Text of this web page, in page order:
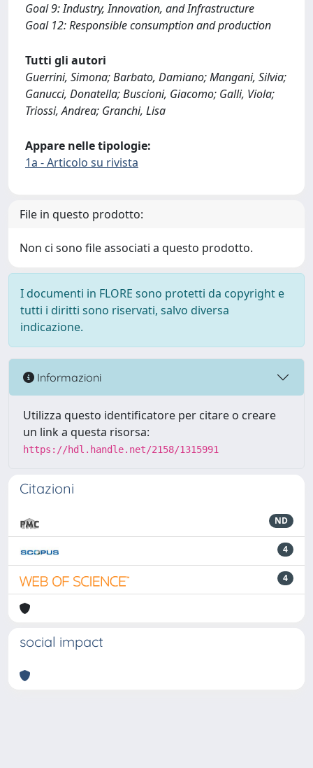
Goal 9: Industry, Innovation, and Infrastructure
Goal 12: Responsible consumption and production
Tutti gli autori
Guerrini, Simona; Barbato, Damiano; Mangani, Silvia;
Ganucci, Donatella; Buscioni, Giacomo; Galli, Viola;
Triossi, Andrea; Granchi, Lisa
Appare nelle tipologie:
1a - Articolo su rivista
File in questo prodotto:
Non ci sono file associati a questo prodotto.
I documenti in FLORE sono protetti da copyright e
tutti i diritti sono riservati, salvo diversa
indicazione.
Informazioni
Utilizza questo identificatore per citare o creare
un link a questa risorsa:
https://hdl.handle.net/2158/1315991
Citazioni
ND
4
4
social impact